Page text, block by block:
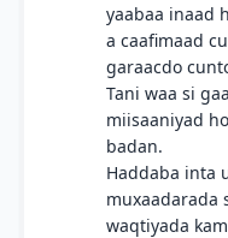
yaabaa inaad
a caafimaad
garaacdo
Tani waa si
miisaaniyad
badan.
Haddaba inta
muxaadarada
waqtiyada